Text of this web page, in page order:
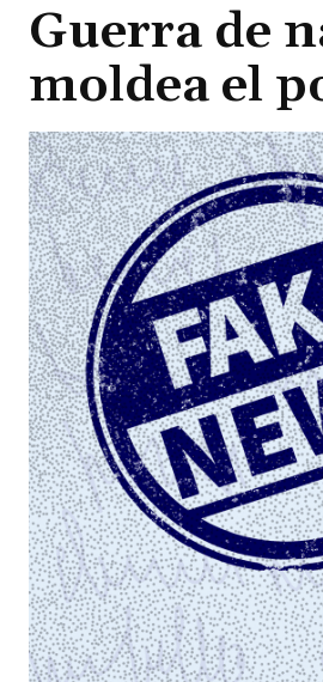
Guerra de
moldea el